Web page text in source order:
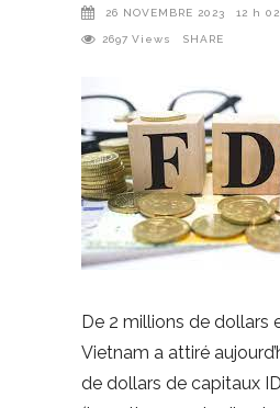
26 NOVEMBRE 2023 12 h
2697 Views SHARE
De 2 millions de dollars
Vietnam a attiré
de dollars de capitaux